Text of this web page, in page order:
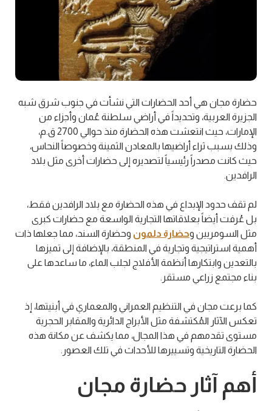
حضارة مجان هي أحد الحضارات التي نشأت في جنوب شرق شبه
الجزيرة العربية، وتحديداً في أراضي سلطنة عُمان وأجزاء من
الإمارات، حيث انتعشت هذه الحضارة منذ حوالي 2700 ق.م،
وذلك بسبب ثراء أراضيها بالمعادن الثمينة وخصوصاً النحاس،
حيث كانت مصدراً رئيسياً لتصديره إلى حضارات أخرى مثل بلاد
الرافدين.
لم تقف حدود الإبداع في هذه الحضارة مع بلاد الرافدين فقط،
بل عُرفت أيضاً بعلاقاتها التجارية الواسعة مع حضارات كبرى
مثل السومريين وحضارة دلمون وحضارة السند، مما جعلها ذات
أهمية استراتيجية وتجارية في المنطقة، بالإضافة إلى تميزها
بالتعدين وابتكارها أنظمة الأفلاج لجلب الماء، ما ساعدها على
بناء مجتمع زراعي مستقر.
كما برعت مجان في التنظيم العمراني والمعماري في أبنيتها، إذ
تعكس الآثار المُكتشفة مثل الأبراج الدائرية والمقابر الحجرية
مستوى تقدمهم في هذا المجال، مما يكشف عن مكانة هذه
الحضارة التاريخية وتسييرها للأحداث في تلك العصور.
أهم آثار حضارة مجان